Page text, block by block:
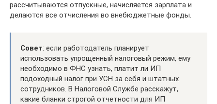
рассчитываются отпускные, начисляется зарплата и
делаются все отчисления во внебюджетные фонды.
Совет: если работодатель планирует
использовать упрощенный налоговый режим, ему
необходимо в ФНС узнать, платит ли ИП
подоходный налог при УСН за себя и штатных
сотрудников. В Налоговой Службе расскажут,
какие бланки строгой отчетности для ИП